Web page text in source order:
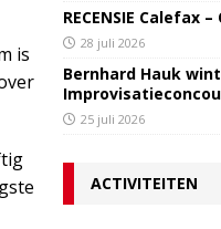
is
RECENSIE Calefax
28 juli 2026
Bernhard Hauk
25 juli 2026
ACTIVITEITEN